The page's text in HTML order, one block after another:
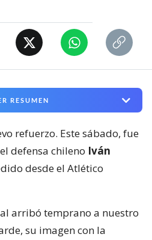
RESUMEN
refuerzo. Este sábado, fue
defensa chileno Iván
desde el Atlético
arribó temprano a nuestro
su imagen con la